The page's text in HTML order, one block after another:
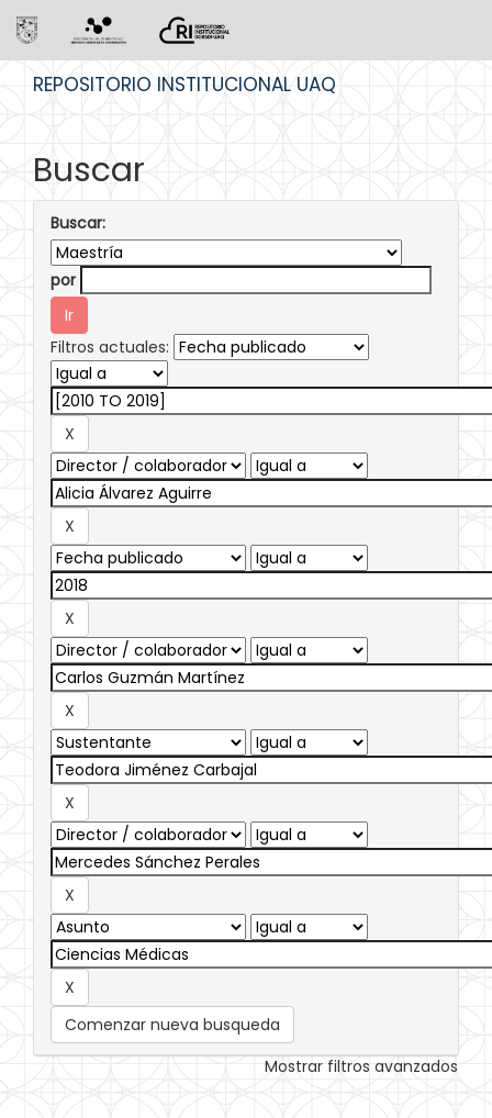
REPOSITORIO INSTITUCIONAL UAQ
Buscar
Buscar:
por
Filtros actuales:
Comenzar nueva busqueda
Mostrar filtros avanzados